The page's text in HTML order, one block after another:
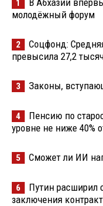
1
В Абхазии
молодёжный форум
2
Соцфонд:
превысила 27,2
3 Законы,
4
Пенсию по
уровне не ниже 40%
5 Сможет ли ИИ
6
Путин расширил
заключения